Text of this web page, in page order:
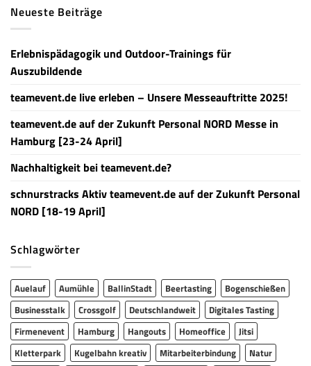
Neueste Beiträge
Erlebnispädagogik und Outdoor-Trainings für
Auszubildende
teamevent.de live erleben – Unsere Messeauftritte 2025!
teamevent.de auf der Zukunft Personal NORD Messe in
Hamburg [23-24 April]
Nachhaltigkeit bei teamevent.de?
schnurstracks Aktiv teamevent.de auf der Zukunft Personal
NORD [18-19 April]
Schlagwörter
Auelauf Aumühle BallinStadt Beertasting
Bogenschießen
Businesstalk
Crossgolf Deutschlandweit
Digitales Tasting
Firmenevent
Hamburg Hangouts Homeoffice
Jitsi
Kletterpark
Kugelbahn kreativ Mitarbeiterbindung
Natur